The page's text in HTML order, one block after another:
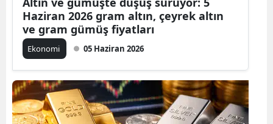
Haziran 2026 gram altın, çeyrek altın
ve gram gümüş fiyatları
Ekonomi 05 Haziran 2026